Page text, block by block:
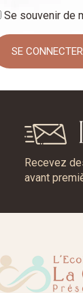
Se souvenir de
Recevez
avant